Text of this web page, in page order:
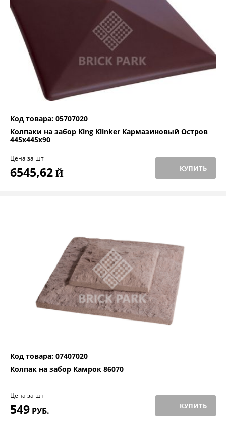
Код товара: 05707020
Колпаки на забор King Klinker Кармазиновый Остров
445x445x90
Цена за шт
6545,62 Й КУПИТЬ
Код товара: 07407020
Колпак на забор Камрок 86070
Цена за шт
549 РУБ. КУПИТЬ